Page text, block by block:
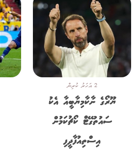
2 އަހަރު ކުރިން
ޔޫރޯގެ ނާކާމިޔާބީއާ އެކު
ސައުތުގޭޓް ކޯޗުކަމުން
އިސްތިއުފާދީފި